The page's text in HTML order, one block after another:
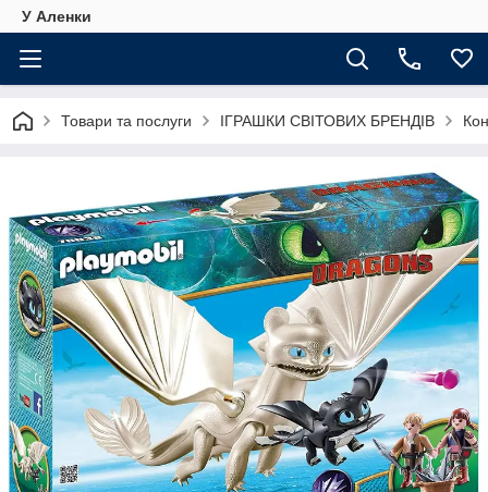
У Аленки
Товари та послуги ІГРАШКИ СВІТОВИХ БРЕНДІВ